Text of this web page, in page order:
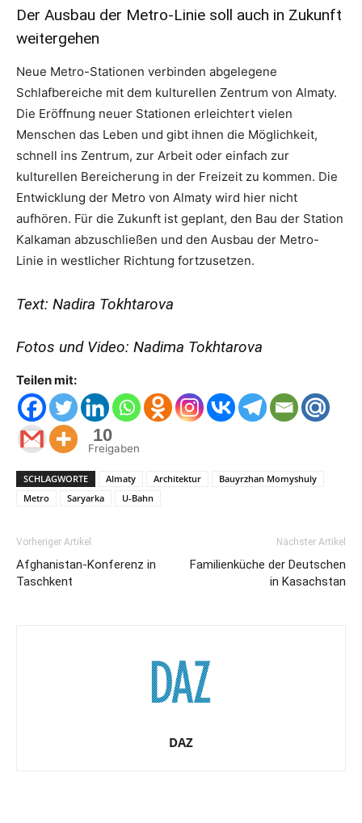
Der Ausbau der Metro-Linie soll auch in Zukunft
weitergehen
Neue Metro-Stationen verbinden abgelegene
Schlafbereiche mit dem kulturellen Zentrum von Almaty.
Die Eröffnung neuer Stationen erleichtert vielen
Menschen das Leben und gibt ihnen die Möglichkeit,
schnell ins Zentrum, zur Arbeit oder einfach zur
kulturellen Bereicherung in der Freizeit zu kommen. Die
Entwicklung der Metro von Almaty wird hier nicht
aufhören. Für die Zukunft ist geplant, den Bau der Station
Kalkaman abzuschließen und den Ausbau der Metro-
Linie in westlicher Richtung fortzusetzen.
Text: Nadira Tokhtarova
Fotos und Video: Nadima Tokhtarova
Teilen mit:
10
Freigaben
SCHLAGWORTE Almaty Architektur
Bauyrzhan Momyshuly
Metro
Saryarka U-Bahn
Vorheriger Artikel
Afghanistan-Konferenz in
Taschkent
Nächster Artikel
Familienküche der Deutschen
in Kasachstan
DAZ